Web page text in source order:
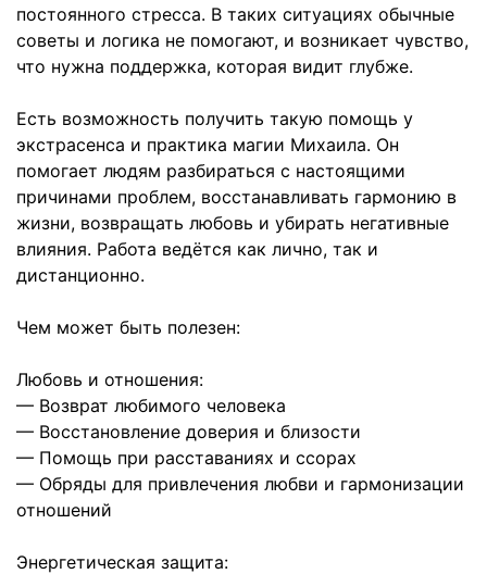
постоянного стресса. В таких ситуациях обычные
советы и логика не помогают, и возникает чувство,
что нужна поддержка, которая видит глубже.
Есть возможность получить такую помощь у
экстрасенса и практика магии Михаила. Он
помогает людям разбираться с настоящими
причинами проблем, восстанавливать гармонию в
жизни, возвращать любовь и убирать негативные
влияния. Работа ведётся как лично, так и
дистанционно.
Чем может быть полезен:
Любовь и отношения:
— Возврат любимого человека
— Восстановление доверия и близости
— Помощь при расставаниях и ссорах
— Обряды для привлечения любви и гармонизации
отношений
Энергетическая защита: